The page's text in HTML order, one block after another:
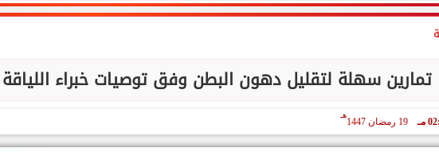
تمارين سهلة لتقليل دهون البطن وفق توصيات خبراء اللياقة
مـ 19 رمضان 1447
هـ